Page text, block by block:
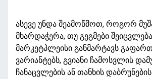
ასევე უნდა შეამოწმოთ, როგორ
მხარდაჭერა, თუ გეგმები
მარკეტპლეისი განმარტავს
ვარიანტებს, გვიანი ჩამოსვლის
ჩანაცვლების ან თანხის